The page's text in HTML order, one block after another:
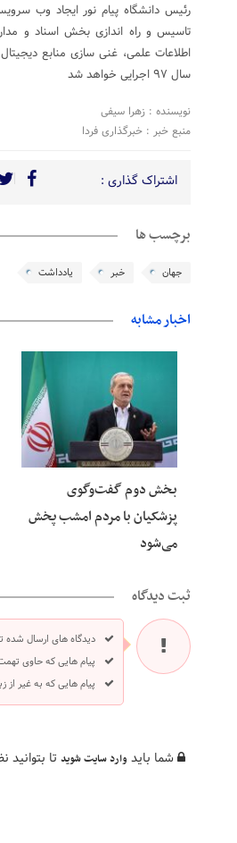
رئیس دانشگاه پیام نور ایجاد وب
تاسیس و راه اندازی بخش اسناد و
اطلاعات علمی، غنی سازی منابع
سال ۹۷ اجرایی خواهد شد
نویسنده : زهرا سیفی
منبع خبر : خبرگذاری فردا
اشتراک گذاری :
برچسب ها
جهان خبر یادداشت
اخبار مشابه
بخش دوم گفت‌وگوی
پزشکیان با مردم امشب پخش
می‌شود
ثبت دیدگاه
دیدگاه های ارسال
پیام هایی که حاوی
پیام هایی که به غیر
شما باید وارد سایت شوید تا بتوانید